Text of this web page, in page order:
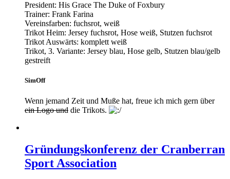
President: His Grace The Duke of Foxbury
Trainer: Frank Farina
Vereinsfarben: fuchsrot, weiß
Trikot Heim: Jersey fuchsrot, Hose weiß, Stutzen fuchsrot
Trikot Auswärts: komplett weiß
Trikot, 3. Variante: Jersey blau, Hose gelb, Stutzen blau/gelb
gestreift
SimOff
Wenn jemand Zeit und Muße hat, freue ich mich gern über
ein Logo und die Trikots.
Gründungskonferenz der Cranberran
Sport Association